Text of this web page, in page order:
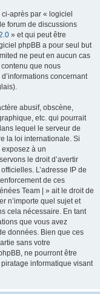
après par « logiciel
forum de discussions
» et qui peut être
phpBB a pour seul but
ne peut en aucun cas
que nous
concernant
abusif, obscène,
etc. qui pourrait
lequel le serveur de
la loi internationale. Si
à un
le droit d’avertir
L’adresse IP de
de ces
Team | » ait le droit de
n’importe quel sujet et
cela nécessaire. En tant
que vous avez
données. Bien que ces
sans votre
ne pourront être
informatique visant